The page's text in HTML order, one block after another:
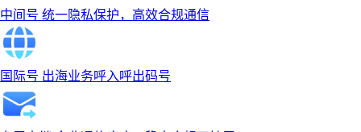
中间号 统一隐私保护，高效合规通信
国际号 出海业务呼入呼出码号